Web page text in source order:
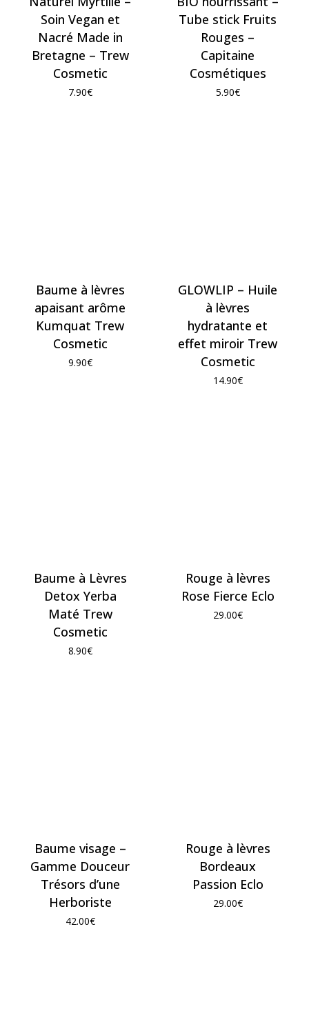
Soin Vegan et
Nacré Made in
Bretagne – Trew
Cosmetic
7.90€
Tube stick Fruits
Rouges –
Capitaine
Cosmétiques
5.90€
Baume à lèvres
apaisant arôme
Kumquat Trew
Cosmetic
9.90€
GLOWLIP – Huile
à lèvres
hydratante et
effet miroir Trew
Cosmetic
14.90€
Baume à Lèvres
Detox Yerba
Maté Trew
Cosmetic
8.90€
Rouge à lèvres
Rose Fierce Eclo
29.00€
Baume visage –
Gamme Douceur
Trésors d’une
Herboriste
42.00€
Rouge à lèvres
Bordeaux
Passion Eclo
29.00€